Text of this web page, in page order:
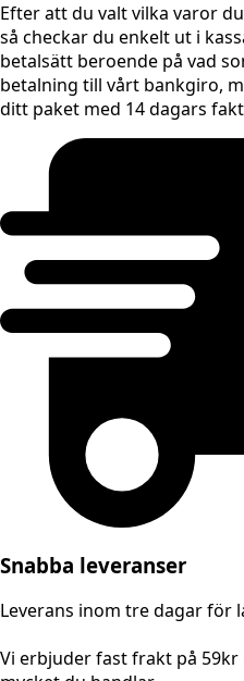
Efter att du valt vilka varor
så checkar du enkelt ut i
betalsätt beroende på vad
betalning till vårt bankgiro,
ditt paket med 14 dagars
Snabba leveranser
Leverans inom tre dagar för
Vi erbjuder fast frakt på